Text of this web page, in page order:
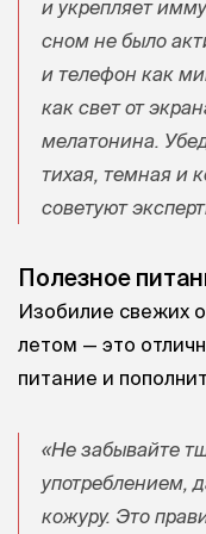
и укрепляет
сном не было
и телефон как
как свет от
мелатонина.
тихая, темная и
советуют
Полезное
Изобилие свежих
летом — это
питание и
«Не забывайте
употреблением,
кожуру. Это